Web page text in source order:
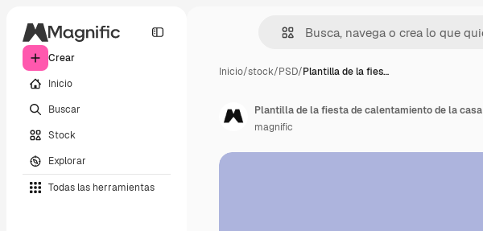
Crear
Inicio
Buscar
Stock
Explorar
Todas las herramientas
Inicio/stock/PSD/Plantilla de la fies…
Plantilla de la fiesta de calentamiento de la casa
magnific